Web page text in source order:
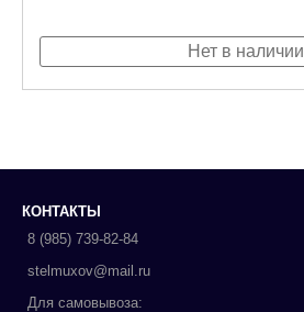
Нет в наличии
КОНТАКТЫ
8 (985) 739-82-84
stelmuxov@mail.ru
Для самовывоза: